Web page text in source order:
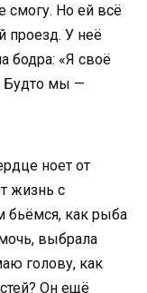
смогу. Но ей всё
проезд. У неё
бодра: «Я своё
Будто мы —
ноет от
жизнь с
бьёмся, как рыба
выбрала
голову, как
Он ещё